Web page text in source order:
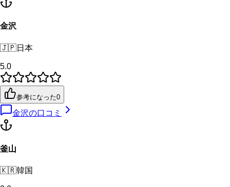
金沢
🇯🇵日本
5.0
参考になった0
金沢の口コミ
釜山
🇰🇷韓国